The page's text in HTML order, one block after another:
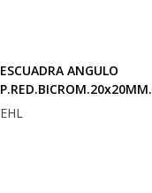
ESCUADRA ANGULO
P.RED.BICROM.20x20MM.
EHL